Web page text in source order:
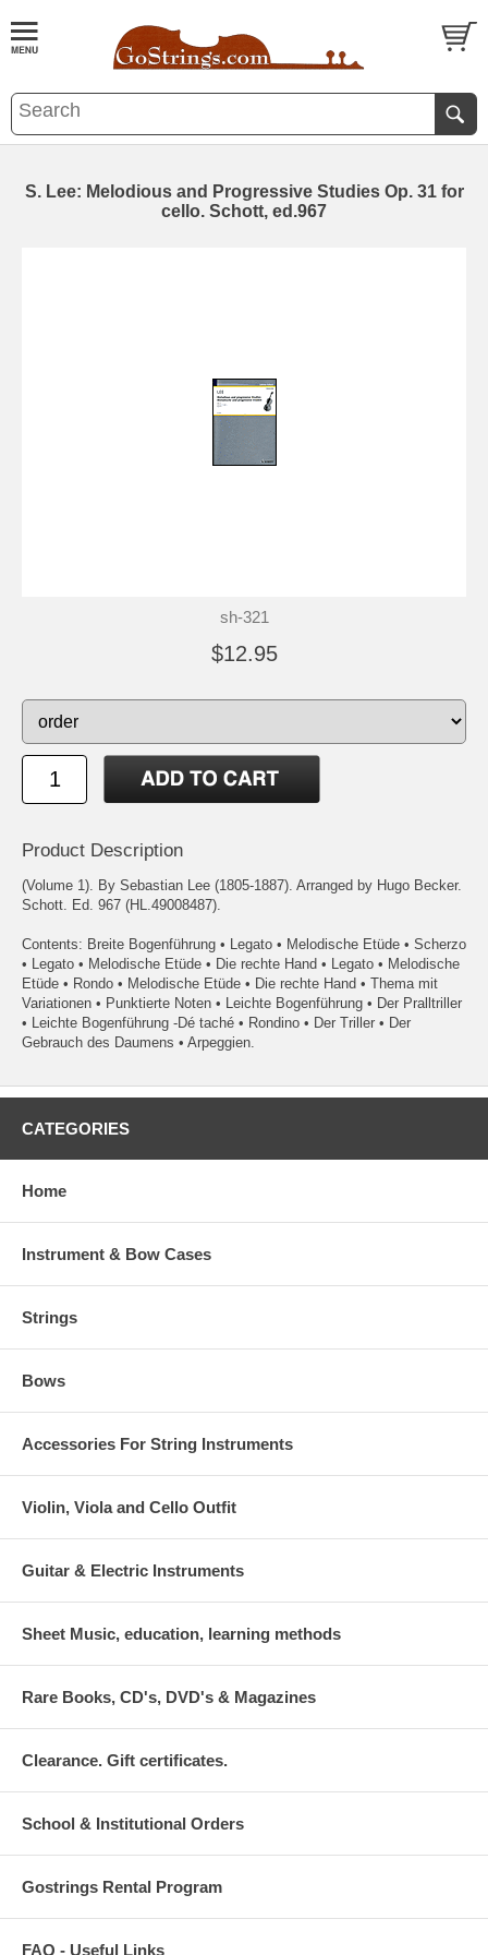
S. Lee: Melodious and Progressive Studies Op. 31 for
cello. Schott, ed.967
sh-321
$12.95
Product Description
(Volume 1). By Sebastian Lee (1805-1887). Arranged by Hugo Becker.
Schott. Ed. 967 (HL.49008487).
Contents: Breite Bogenführung • Legato • Melodische Etüde • Scherzo
• Legato • Melodische Etüde • Die rechte Hand • Legato • Melodische
Etüde • Rondo • Melodische Etüde • Die rechte Hand • Thema mit
Variationen • Punktierte Noten • Leichte Bogenführung • Der Pralltriller
• Leichte Bogenführung -Dé taché • Rondino • Der Triller • Der
Gebrauch des Daumens • Arpeggien.
CATEGORIES
Home
Instrument & Bow Cases
Strings
Bows
Accessories For String Instruments
Violin, Viola and Cello Outfit
Guitar & Electric Instruments
Sheet Music, education, learning methods
Rare Books, CD's, DVD's & Magazines
Clearance. Gift certificates.
School & Institutional Orders
Gostrings Rental Program
FAQ - Useful Links